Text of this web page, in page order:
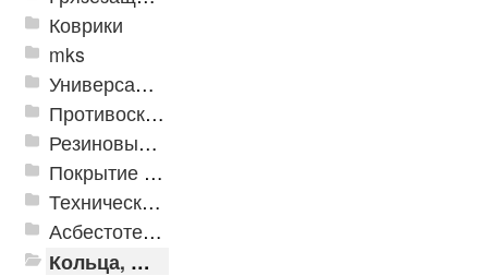
Коврики
mks
Универсальные модульные покрытия
Противоскользящая защита для лестниц, профили, ленты
Резиновые и ПВХ дорожки
Покрытие из резиновой крошки
Техническая резина
Асбестотехнические и теплоизоляционные материалы
Кольца, шайбы, манжеты